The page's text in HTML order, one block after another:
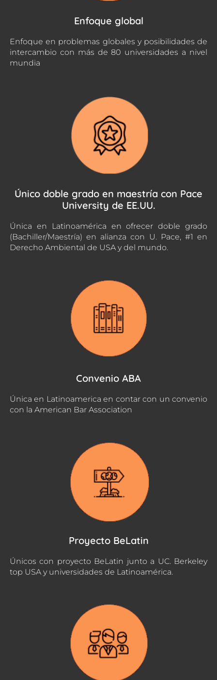
Enfoque global
Enfoque en problemas globales y posibilidades de
intercambio con más de 80 universidades a nivel
mundia
Único doble grado en maestría con Pace
University de EE.UU.
Única en Latinoamérica en ofrecer doble grado
(Bachiller/Maestría) en alianza con U. Pace, #1 en
Derecho Ambiental de USA y del mundo.
Convenio ABA
Única en Latinoamerica en contar con un convenio
con la American Bar Association
Proyecto BeLatin
Únicos con proyecto BeLatin junto a UC. Berkeley
top USA y universidades de Latinoamérica.